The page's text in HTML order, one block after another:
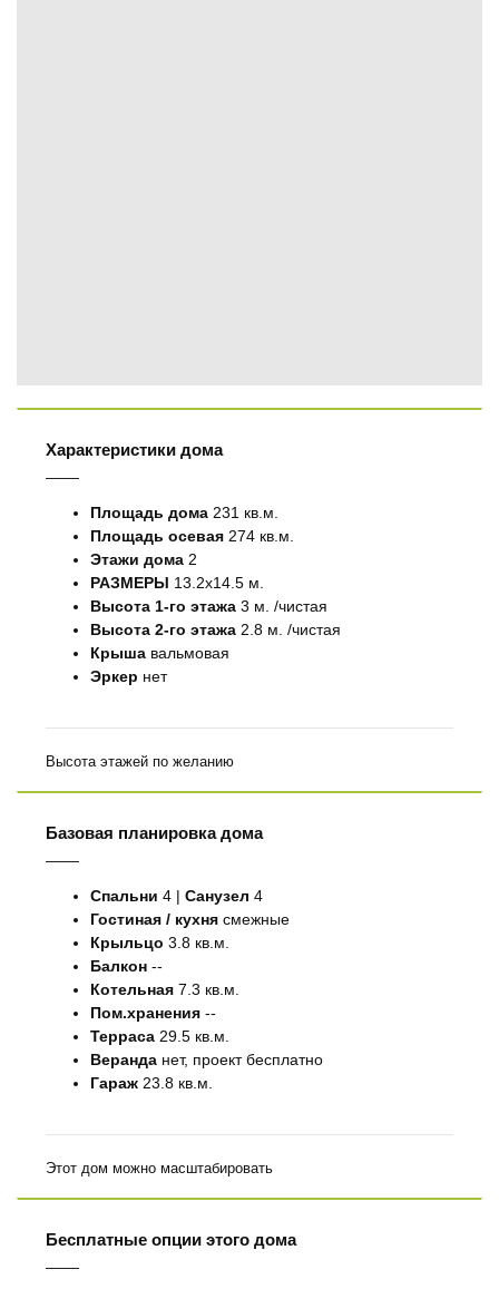
Характеристики дома
Площадь дома 231 кв.м.
Площадь осевая 274 кв.м.
Этажи дома 2
РАЗМЕРЫ 13.2х14.5 м.
Высота 1-го этажа 3 м. /чистая
Высота 2-го этажа 2.8 м. /чистая
Крыша вальмовая
Эркер нет
Высота этажей по желанию
Базовая планировка дома
Спальни 4 | Санузел 4
Гостиная / кухнясмежные
Крыльцо 3.8 кв.м.
Балкон--
Котельная7.3 кв.м.
Пом.хранения--
Терраса29.5 кв.м.
Веранданет, проект бесплатно
Гараж23.8 кв.м.
Этот дом можно масштабировать
Бесплатные опции этого дома